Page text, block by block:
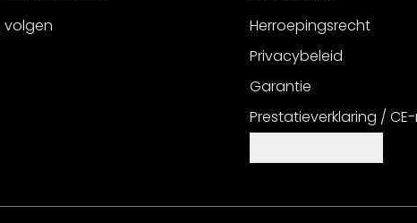
volgen
Herroepingsrecht
Privacybeleid
Garantie
Prestatieverklaring /